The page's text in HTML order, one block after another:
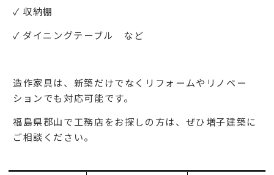
✓ 収納棚
✓ ダイニングテーブル など
造作家具は、新築だけでなくリフォームやリノベー
ションでも対応可能です。
福島県郡山で工務店をお探しの方は、ぜひ増子建築に
ご相談ください。